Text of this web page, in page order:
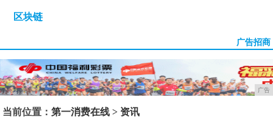
区块链
广告招商
广告
当前位置：第一消费在线 > 资讯